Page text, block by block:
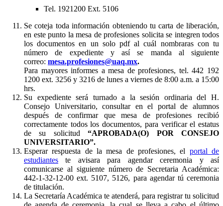
Tel. 1921200 Ext. 5106
Se coteja toda información obteniendo tu carta de liberación,
en este punto la mesa de profesiones solicita se integren todos
los documentos en un solo pdf al cuál nombraras con tu
número de expediente y así se manda al siguiente
correo: mesa.profesiones@uaq.mx.
Para mayores informes a mesa de profesiones, tel. 442 192
1200 ext. 3256 y 3216 de lunes a viernes de 8:00 a.m. a 15:00
hrs.
Su expediente será turnado a la sesión ordinaria del H.
Consejo Universitario, consultar en el portal de alumnos
después de confirmar que mesa de profesiones recibió
correctamente todos los documentos, para verificar el estatus
de su solicitud“APROBADA(O) POR CONSEJO
UNIVERSITARIO”.
Esperar respuesta de la mesa de profesiones, el portal de
estudiantes te avisara para agendar ceremonia y así
comunicarse al siguiente número de Secretaria Académica:
442-1-32-12-00 ext. 5107, 5126, para agendar tú ceremonia
de titulación.
La Secretaría Académica te atenderá, para registrar tu solicitud